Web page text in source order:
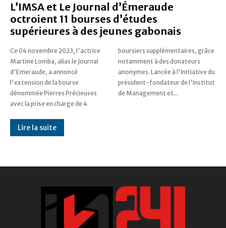
L’IMSA et Le Journal d’Émeraude
octroient 11 bourses d’études
supérieures à des jeunes gabonais
Ce 04 novembre 2023, l'actrice
Martine Lomba, alias le Journal
d'Emeraude, a annoncé
l'extension de la bourse
dénommée Pierres Précieuses
avec la prise en charge de 4
boursiers supplémentaires, grâce
notamment à des donateurs
anonymes. Lancée à l'Initiative du
président-fondateur de l'Institut
de Management et...
Lire la suite